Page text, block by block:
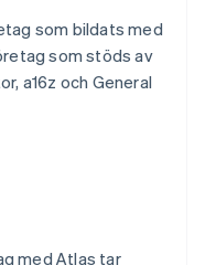
som bildats med
som stöds av
a16z och General
med Atlas tar